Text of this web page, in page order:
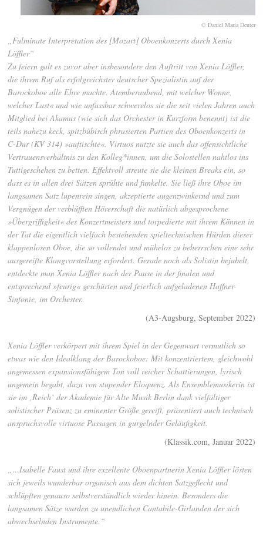
© Daniel Maria Deuter
„Fulminate Interpretation des [Mozart] Oboenkonzerts durch Xenia
Löffler“
Zu feiern galt es zuvor aber insbesondere den Auftritt von Xenia Löffler,
die ihrem Ruf als erfolgreichster deutscher Spezialistin auf der
Barockoboe alle Ehre machte. Atemberaubend, mit welcher Wonne,
welcher Lust« und wie unfassbar schwerelos sie die seit vielen Jahren auch
Mitglied bei Akamus (wie sich das Orchester in Kurzform benennt) ist die
teils nahezu keck, spitzbübisch phrasierten Partien des Oboenkonzerts in
C-Dur (KV 314) »auftischte«. Virtuos nutzte sie auch das offensichtliche
Vertrauensverhältnis zu den Kolleg*innen, um die Solostellen nahtlos ins
Tuttigeschehen zu betten. Effektvoll streute sie die kleinen Breaks ein, so
dass es in allen drei Sätzen sprühte und funkelte. Sie ließ ihre Oboe im
langsamen Satz lupenrein singen, akzeptierte augenzwinkernd und zum
Vergnügen der verblüfften Hörerschaft die natürlich abgesprochene
»Übergriffigkeit« des Konzertmeisters und torpedierte mit ihrem Können in
der Tat die eigentlich vielfach bestehenden spieltechnischen Hürden dieser
klappenlosen Oboe, die so vollendet und mühelos zu beherrschen eine sehr
ausgereifte Klangvorstellung erfordert. Gerade noch als Solistin bejubelt,
entdeckte man Xenia Löffler nach der Pause in der finalen und
entsprechend »feurig« geschürten und feierlich aufgeladenen Haffner-
Sinfonie, im Orchester.
(A3-Augsburg, September 2022)
Xenia Löffler verkörpert mit ihrem Spiel in der Gegenwart vermutlich so
etwas wie den Idealklang der Barockoboe: Mit konzentriertem, gleichwohl
angemessen expansionsfähigem Ton voll reicher Schattierungen, lyrisch
ungemein begabt, dazu von stupender Eloquenz. Als Ensemblemusikerin ist
sie im ‚Reich‘ der Akademie für Alte Musik Berlin dank vielfältiger
solistischer Präsenz zu eminenter Größe gereift, präsentiert auch technisch
anspruchsvolle virtuose Passagen in gurgelnder Geläufigkeit.
(Klassik.com, Januar 2022)
„…Isabelle Faust und ihre exzellente Oboenpartnerin Xenia Löffler lösten
sich jeweils wunderbar organisch aus dem dichten Satzgeflecht und
schlüpften genauso selbstverständlich wieder hinein. Besonders die
langsamen Sätze wurden zu unendlichen Cantabile-Girlanden der sich
abwechselnden Instrumente.“